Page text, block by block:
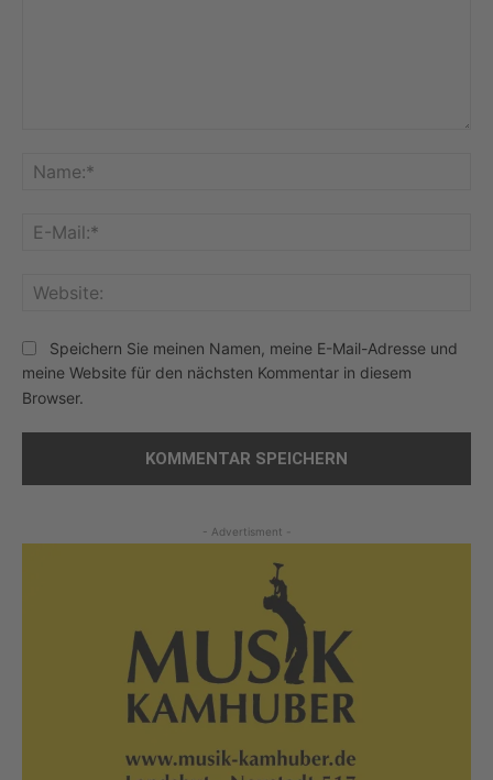
Speichern Sie meinen Namen, meine E-Mail-Adresse und
meine Website für den nächsten Kommentar in diesem
Browser.
- Advertisment -